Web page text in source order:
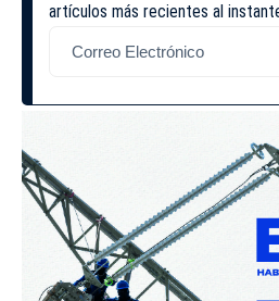
artículos más recientes al